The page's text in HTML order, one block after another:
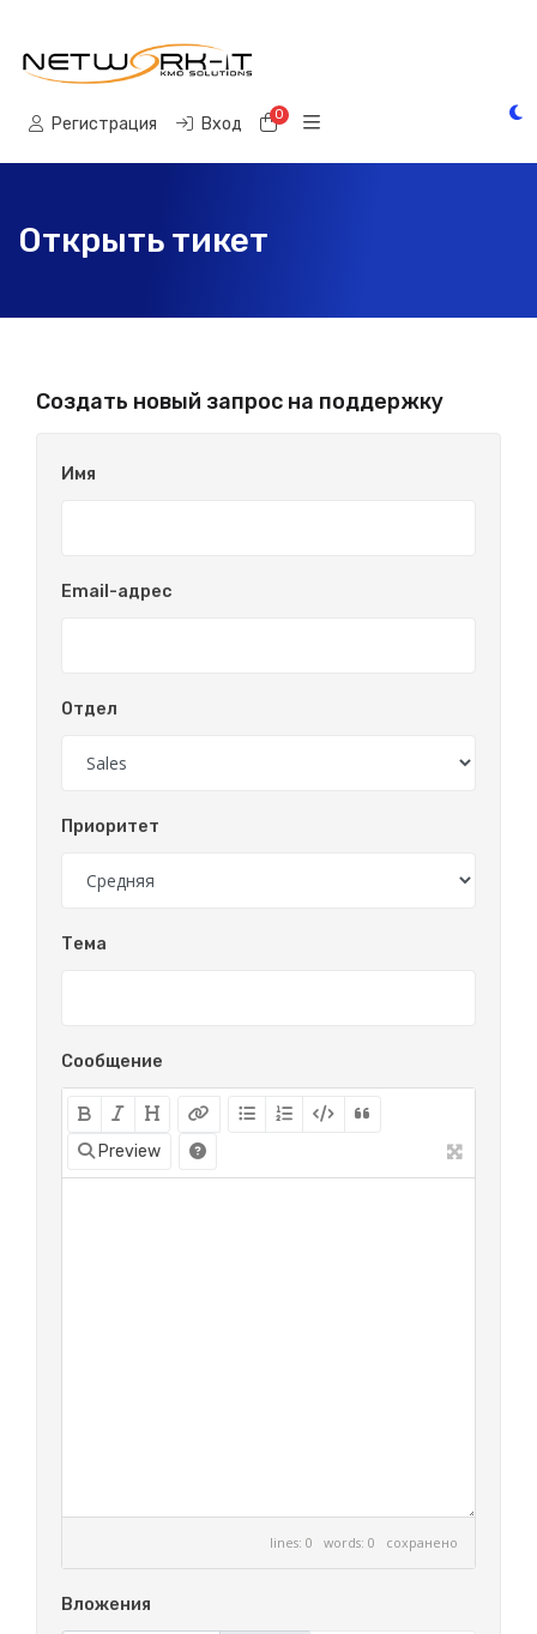
Регистрация Вход 0Корзина
Открыть тикет
Создать новый запрос на поддержку
Имя
Email-адрес
Отдел
Приоритет
Тема
Сообщение
Preview
lines: 0 words: 0 сохранено
Вложения